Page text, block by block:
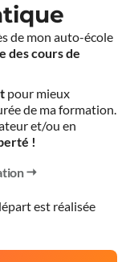
de mon auto-école
des cours de
pour mieux
de ma formation.
et/ou en
!
est réalisée